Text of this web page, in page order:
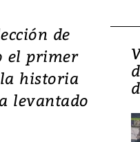
de
el primer
historia
levantado
Lotería:
más
tengan fe